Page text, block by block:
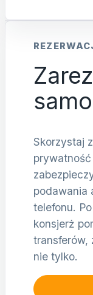
Skorzystaj
podawania
telefonu.
konsjerż
transferów,
nie tylko.